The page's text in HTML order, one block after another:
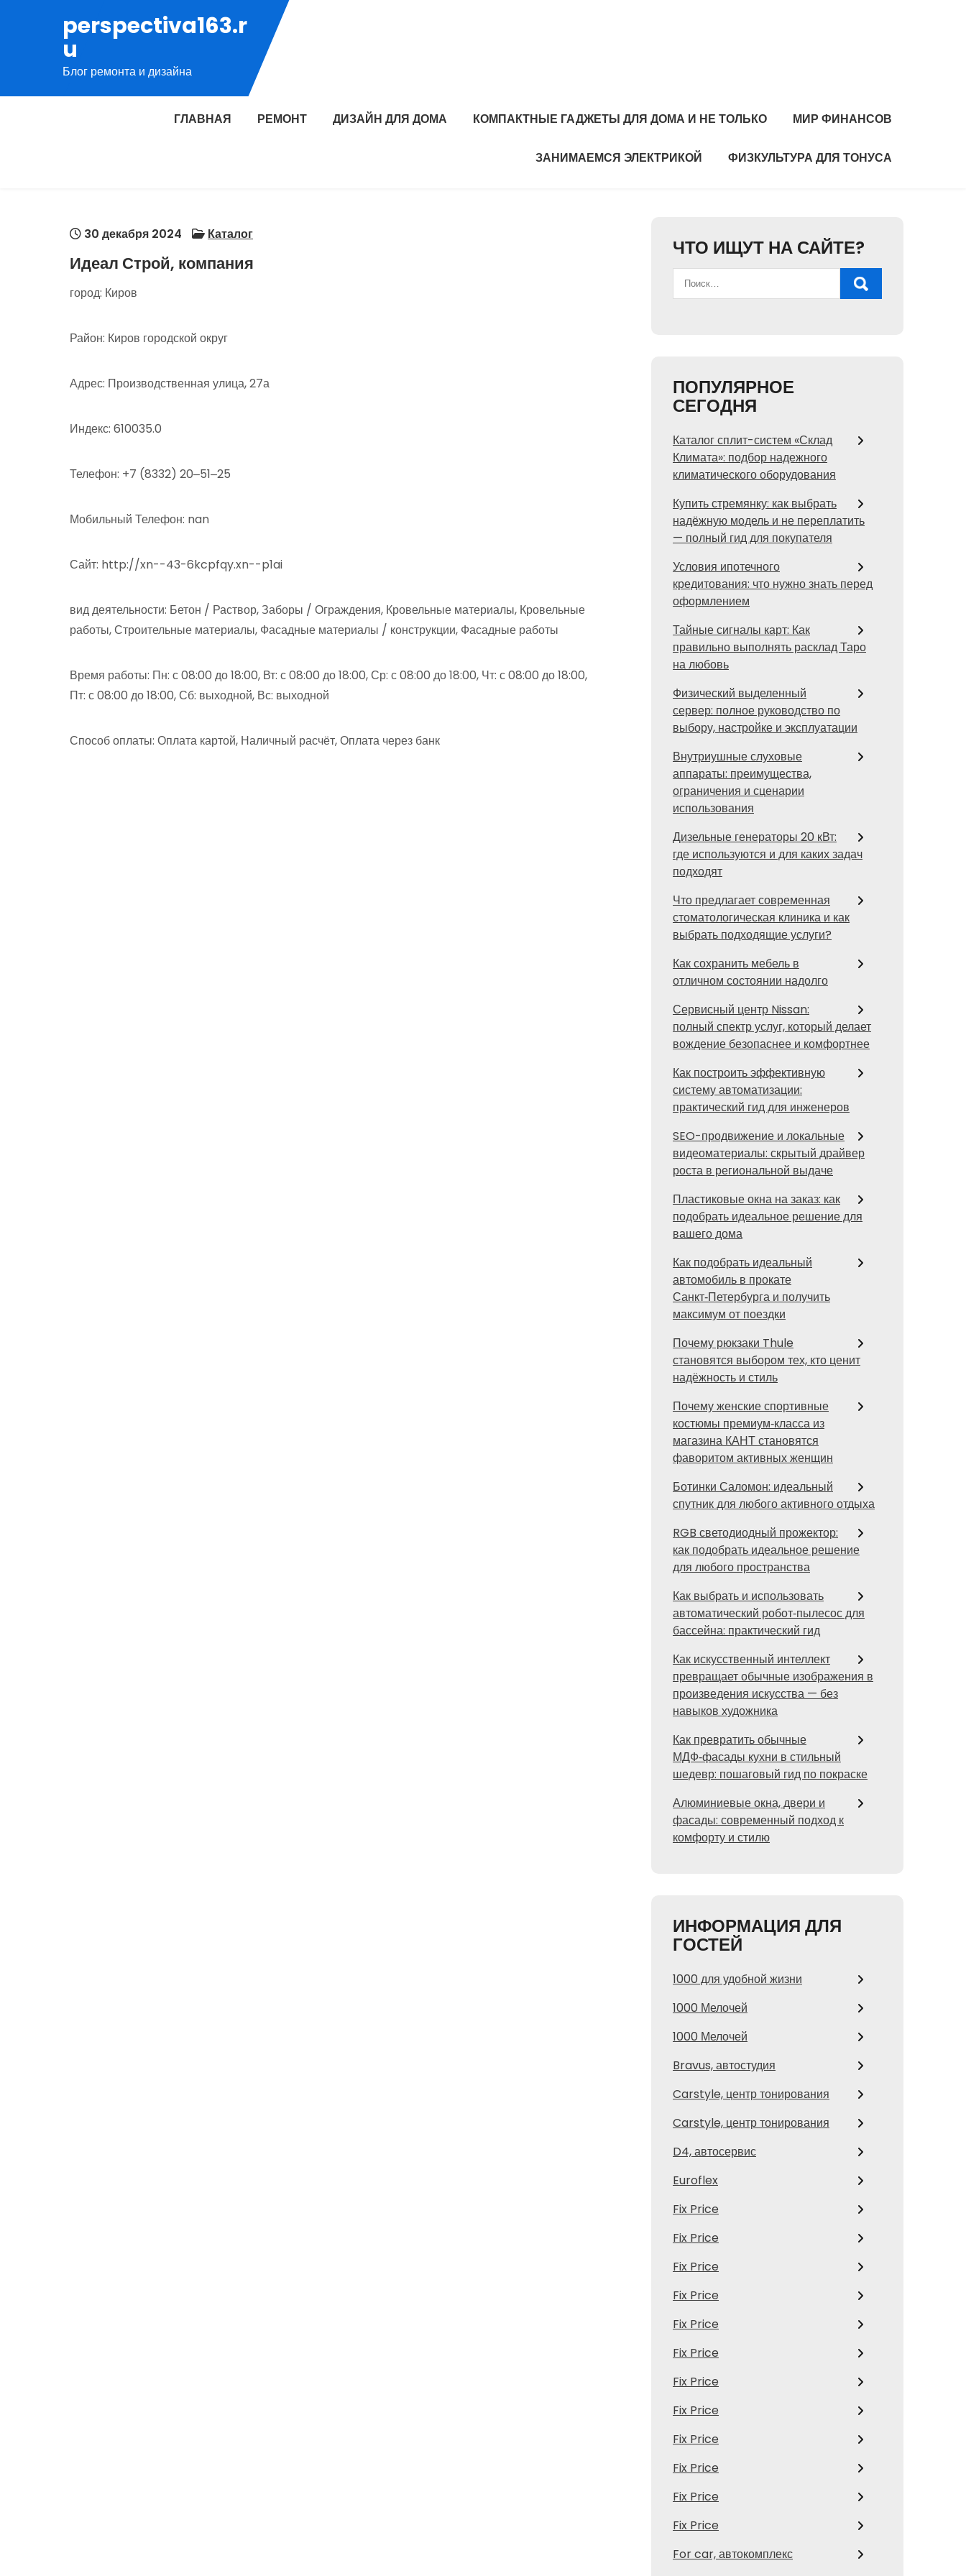
содержимому
perspectiva163.r
u
Блог ремонта и дизайна
ГЛАВНАЯ РЕМОНТ ДИЗАЙН ДЛЯ ДОМА КОМПАКТНЫЕ ГАДЖЕТЫ ДЛЯ ДОМА И НЕ ТОЛЬКО МИР ФИНАНСОВ
ЗАНИМАЕМСЯ ЭЛЕКТРИКОЙ ФИЗКУЛЬТУРА ДЛЯ ТОНУСА
30 декабря 2024 Каталог
Идеал Строй, компания
город: Киров
Район: Киров городской округ
Адрес: Производственная улица, 27а
Индекс: 610035.0
Телефон: +7 (8332) 20‒51‒25
Мобильный Телефон: nan
Сайт: http://xn--43-6kcpfqy.xn--p1ai
вид деятельности: Бетон / Раствор, Заборы / Ограждения, Кровельные материалы, Кровельные
работы, Строительные материалы, Фасадные материалы / конструкции, Фасадные работы
Время работы: Пн: с 08:00 до 18:00, Вт: с 08:00 до 18:00, Ср: с 08:00 до 18:00, Чт: с 08:00 до 18:00,
Пт: с 08:00 до 18:00, Сб: выходной, Вс: выходной
Способ оплаты: Оплата картой, Наличный расчёт, Оплата через банк
ЧТО ИЩУТ НА САЙТЕ?
ПОПУЛЯРНОЕ
СЕГОДНЯ
Каталог сплит-систем «Склад
Климата»: подбор надежного
климатического оборудования
Купить стремянку: как выбрать
надёжную модель и не переплатить
— полный гид для покупателя
Условия ипотечного
кредитования: что нужно знать перед
оформлением
Тайные сигналы карт: Как
правильно выполнять расклад Таро
на любовь
Физический выделенный
сервер: полное руководство по
выбору, настройке и эксплуатации
Внутриушные слуховые
аппараты: преимущества,
ограничения и сценарии
использования
Дизельные генераторы 20 кВт:
где используются и для каких задач
подходят
Что предлагает современная
стоматологическая клиника и как
выбрать подходящие услуги?
Как сохранить мебель в
отличном состоянии надолго
Сервисный центр Nissan:
полный спектр услуг, который делает
вождение безопаснее и комфортнее
Как построить эффективную
систему автоматизации:
практический гид для инженеров
SEO-продвижение и локальные
видеоматериалы: скрытый драйвер
роста в региональной выдаче
Пластиковые окна на заказ: как
подобрать идеальное решение для
вашего дома
Как подобрать идеальный
автомобиль в прокате
Санкт‑Петербурга и получить
максимум от поездки
Почему рюкзаки Thule
становятся выбором тех, кто ценит
надёжность и стиль
Почему женские спортивные
костюмы премиум‑класса из
магазина КАНТ становятся
фаворитом активных женщин
Ботинки Саломон: идеальный
спутник для любого активного отдыха
RGB светодиодный прожектор:
как подобрать идеальное решение
для любого пространства
Как выбрать и использовать
автоматический робот‑пылесос для
бассейна: практический гид
Как искусственный интеллект
превращает обычные изображения в
произведения искусства — без
навыков художника
Как превратить обычные
МДФ‑фасады кухни в стильный
шедевр: пошаговый гид по покраске
Алюминиевые окна, двери и
фасады: современный подход к
комфорту и стилю
ИНФОРМАЦИЯ ДЛЯ
ГОСТЕЙ
1000 для удобной жизни
1000 Мелочей
1000 Мелочей
Bravus, автостудия
Carstyle, центр тонирования
Carstyle, центр тонирования
D4, автосервис
Euroflex
Fix Price
Fix Price
Fix Price
Fix Price
Fix Price
Fix Price
Fix Price
Fix Price
Fix Price
Fix Price
Fix Price
Fix Price
For car, автокомплекс